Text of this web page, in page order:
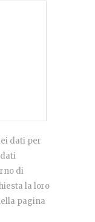
dati per
di
la loro
pagina